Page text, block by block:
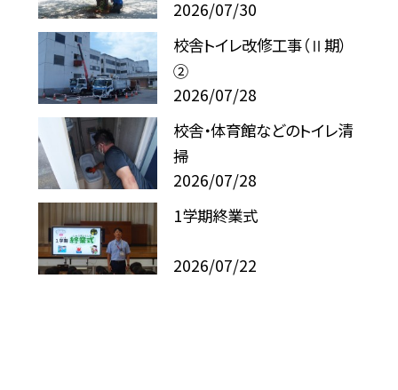
2026/07/30
校舎トイレ改修工事（Ⅱ期）
②
2026/07/28
校舎・体育館などのトイレ清
掃
2026/07/28
1学期終業式
2026/07/22